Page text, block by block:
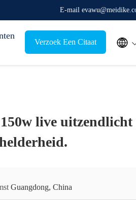
E-mail
Verzoek Een Citaat 
live uitzendlicht
Guangdong, China